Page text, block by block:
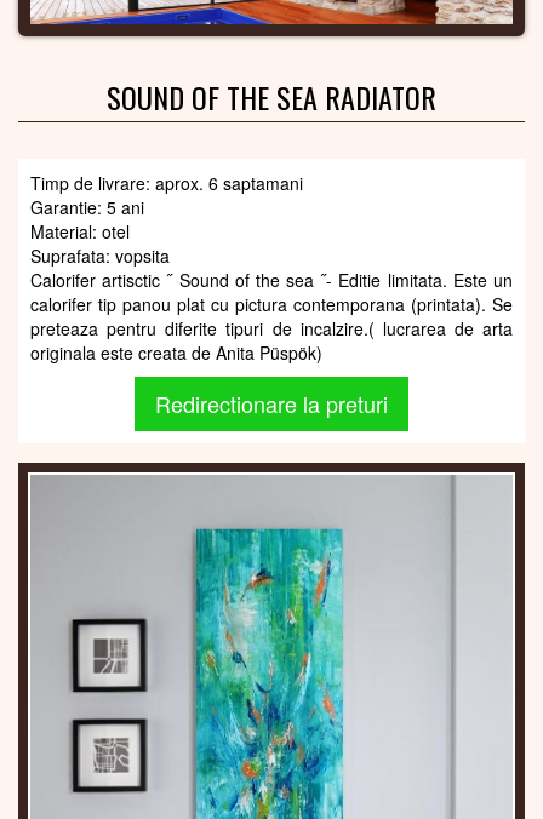
SOUND OF THE SEA RADIATOR
Timp de livrare: aprox. 6 saptamani
Garantie: 5 ani
Material: otel
Suprafata: vopsita
Calorifer artisctic ˝ Sound of the sea ˝- Editie limitata. Este un
calorifer tip panou plat cu pictura contemporana (printata). Se
preteaza pentru diferite tipuri de incalzire.( lucrarea de arta
originala este creata de Anita Püspök)
Redirectionare la preturi